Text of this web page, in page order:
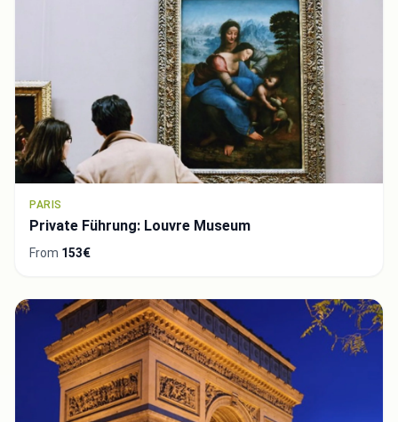
PARIS
Private Führung: Louvre Museum
From 153€